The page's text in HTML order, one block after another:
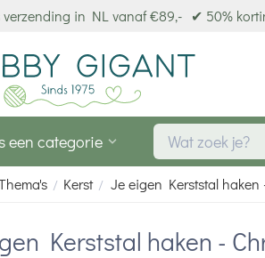
verzending in NL vanaf €89,- ✔ 50%
een categorie
/ Kerst / Je eigen Kerststal
Kerststal haken -